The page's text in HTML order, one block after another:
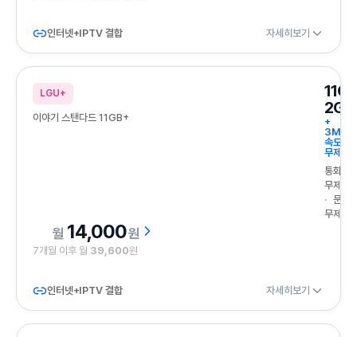
인터넷+IPTV 결합 자세히보기
LGU+
이야기 스탠다드 11GB+
2GB
+
속도
무제한
통화
무제한
문자
무제한
14,000원
7개월 이후 월 39,600원
인터넷+IPTV 결합 자세히보기